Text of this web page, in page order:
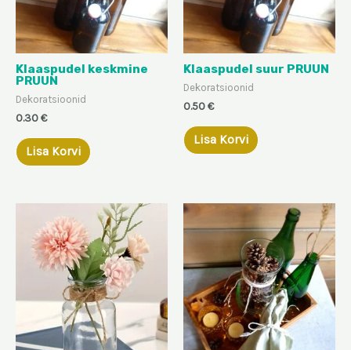
Klaaspudel keskmine
PRUUN
Dekoratsioonid
0.30€
Lisa Korvi
Klaaspudel suur PRUUN
Dekoratsioonid
0.50€
Lisa Korvi